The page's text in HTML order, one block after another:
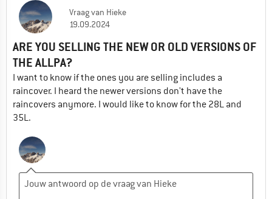
Vraagvan Hieke
19.09.2024
ARE YOU SELLING THE NEW OR OLD VERSIONS OF
THE ALLPA?
I want to know if the ones you are selling includes a
raincover. I heard the newer versions don't have the
raincovers anymore. I would like to know for the 28L and
35L.